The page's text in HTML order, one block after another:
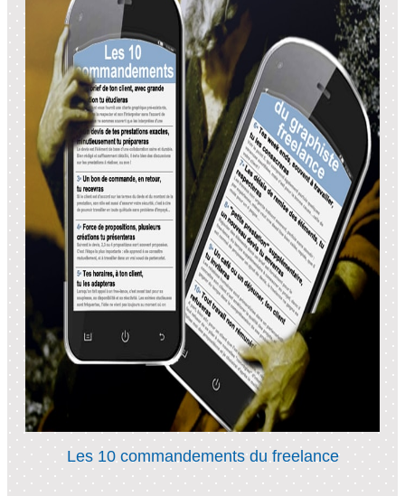
Les 10 commandements du freelance